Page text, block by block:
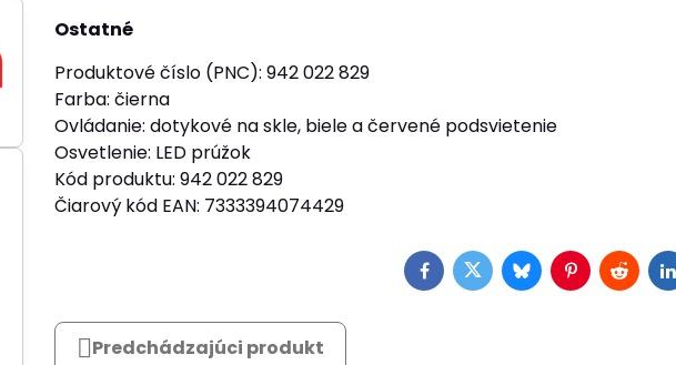
Ostatné
Produktové číslo (PNC): 942 022 829
Farba: čierna
Ovládanie: dotykové na skle, biele a červené podsvietenie
Osvetlenie: LED prúžok
Kód produktu: 942 022 829
Čiarový kód EAN: 7333394074429
Facebook
TwitterBlueskyPinterest
Reddit
Predchádzajúci produkt